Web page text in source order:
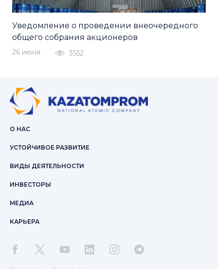
Уведомление о проведении внеочередного
общего собрания акционеров
26 июня 3552
О НАС
УСТОЙЧИВОЕ РАЗВИТИЕ
ВИДЫ ДЕЯТЕЛЬНОСТИ
ИНВЕСТОРЫ
МЕДИА
КАРЬЕРА